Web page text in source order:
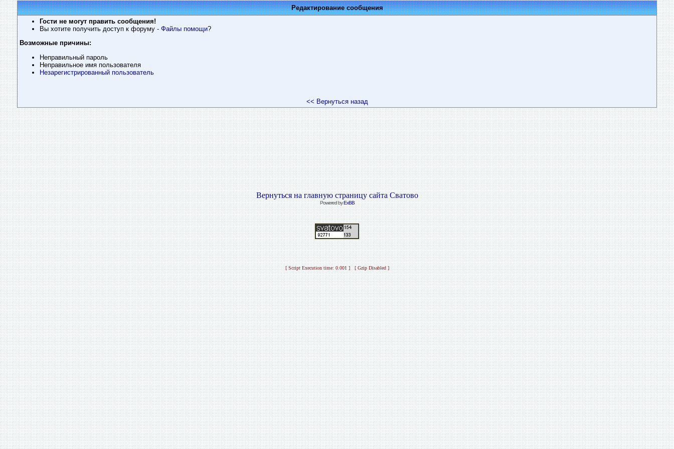
Редактирование сообщения
Гости не могут править сообщения!
Вы хотите получить доступ к форуму - Файлы помощи?
Возможные причины:
Неправильный пароль
Неправильное имя пользователя
Незарегистрированный пользователь
<< Вернуться назад
Вернуться на главную страницу сайта Сватово
Powered byExBB
[ Script Execution time: 0.001 ] [ Gzip Disabled ]